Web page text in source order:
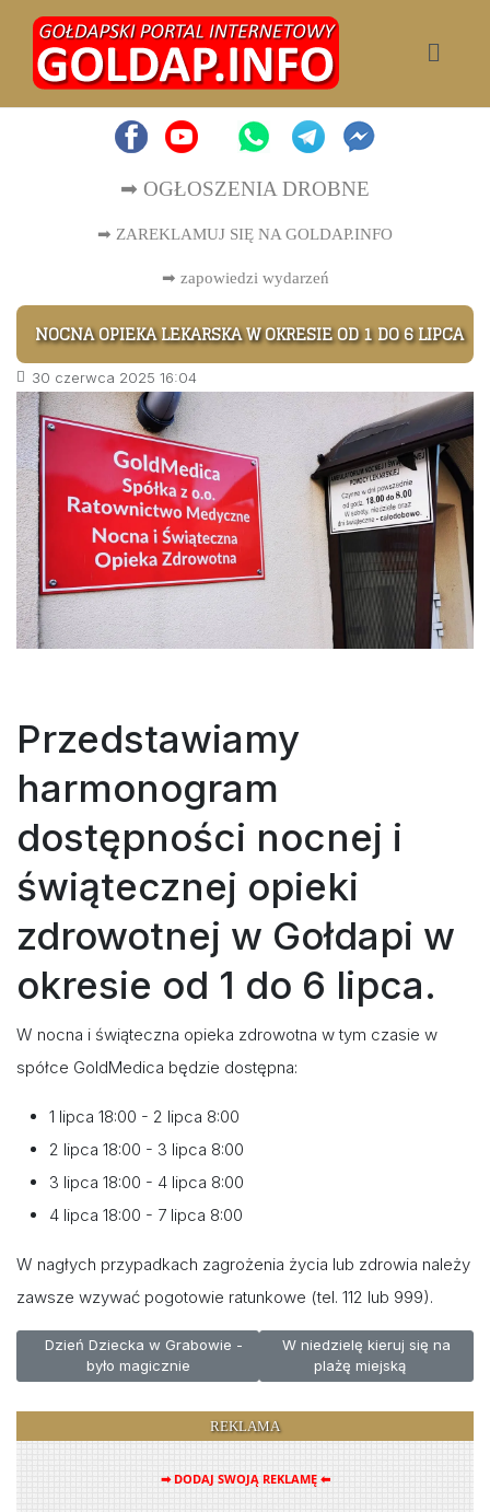
➡ OGŁOSZENIA DROBNE
➡ ZAREKLAMUJ SIĘ NA GOLDAP.INFO
➡ zapowiedzi wydarzeń
NOCNA OPIEKA LEKARSKA W OKRESIE OD 1 DO 6 LIPCA
30 czerwca 2025 16:04
Przedstawiamy
harmonogram
dostępności nocnej i
świątecznej opieki
zdrowotnej w Gołdapi w
okresie od 1 do 6 lipca.
W nocna i świąteczna opieka zdrowotna w tym czasie w
spółce GoldMedica będzie dostępna:
1 lipca 18:00 - 2 lipca 8:00
2 lipca 18:00 - 3 lipca 8:00
3 lipca 18:00 - 4 lipca 8:00
4 lipca 18:00 - 7 lipca 8:00
W nagłych przypadkach zagrożenia życia lub zdrowia należy
zawsze wzywać pogotowie ratunkowe (tel. 112 lub 999).
Poprzednia strona: Dzień Dziecka w Grabowie - było magicznie
Dzień Dziecka w Grabowie -
było magicznie
Następna strona: W
W niedzielę kieruj się na
plażę miejską
REKLAMA
➡ DODAJ SWOJĄ REKLAMĘ ⬅